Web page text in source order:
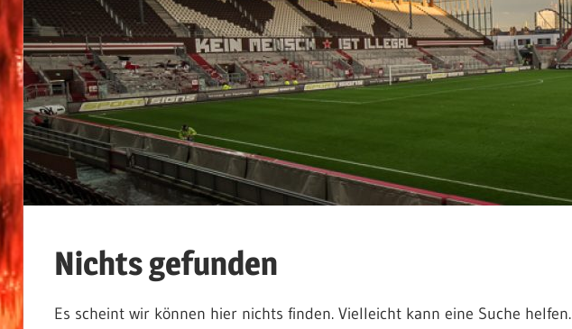
Nichts gefunden
Es scheint wir können hier nichts finden. Vielleicht kann eine Suche helfen.